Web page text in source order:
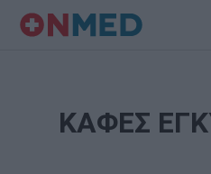
ΚΑΦΕΣ